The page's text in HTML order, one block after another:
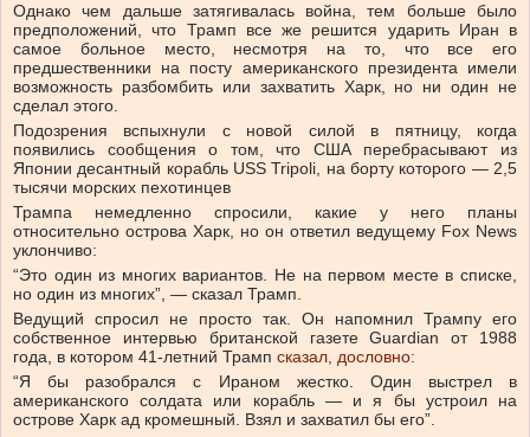
Однако чем дальше затягивалась война, тем больше было
предположений, что Трамп все же решится ударить Иран в
самое больное место, несмотря на то, что все его
предшественники на посту американского президента имели
возможность разбомбить или захватить Харк, но ни один не
сделал этого.
Подозрения вспыхнули с новой силой в пятницу, когда
появились сообщения о том, что США перебрасывают из
Японии десантный корабль USS Tripoli, на борту которого — 2,5
тысячи морских пехотинцев
Трампа немедленно спросили, какие у него планы
относительно острова Харк, но он ответил ведущему Fox News
уклончиво:
“Это один из многих вариантов. Не на первом месте в списке,
но один из многих”, — сказал Трамп.
Ведущий спросил не просто так. Он напомнил Трампу его
собственное интервью британской газете Guardian от 1988
года, в котором 41-летний Трамп сказал, дословно:
“Я бы разобрался с Ираном жестко. Один выстрел в
американского солдата или корабль — и я бы устроил на
острове Харк ад кромешный. Взял и захватил бы его”.